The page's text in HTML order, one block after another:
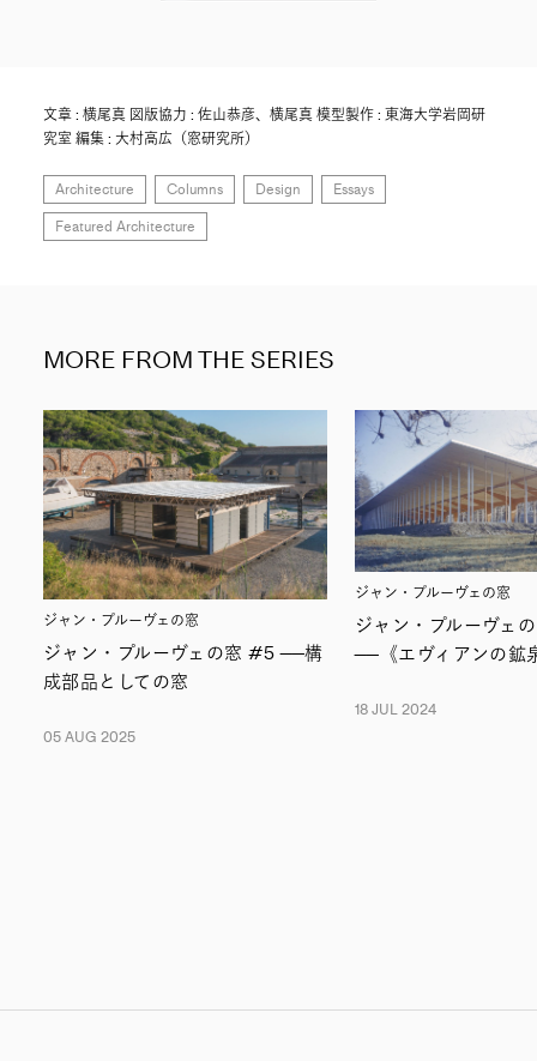
文章 : 横尾真 図版協力 : 佐山恭彦、横尾真 模型製作 : 東海大学岩岡研
究室 編集 : 大村高広（窓研究所）
Architecture Columns Design Essays
Featured Architecture
MORE FROM THE SERIES
ジャン・プルーヴェの窓
ジャン・プルーヴェの窓 #5 ――構
成部品としての窓
05 AUG 2025
ジャン・プルーヴェの窓
ジャン・プルーヴェ
――《エヴィアンの鉱
18 JUL 2024